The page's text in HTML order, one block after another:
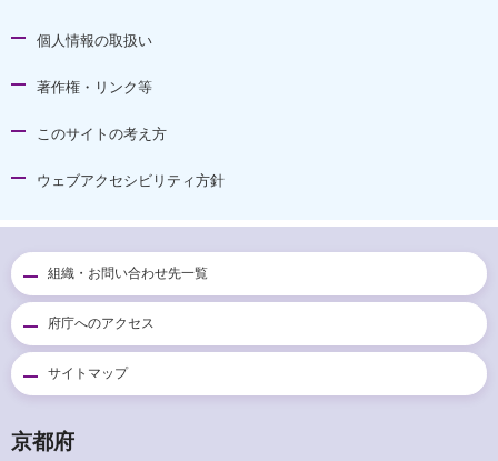
個人情報の取扱い
著作権・リンク等
このサイトの考え方
ウェブアクセシビリティ方針
組織・お問い合わせ先一覧
府庁へのアクセス
サイトマップ
京都府